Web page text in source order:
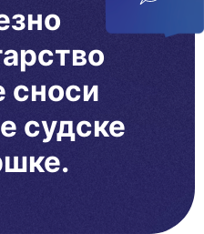
сноси
судске